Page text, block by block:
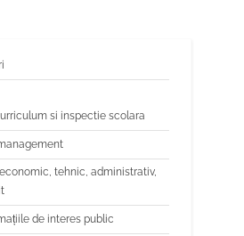
județeană-6 mai- Liceul
Teoretic Petre Pandrea Balș);
Regulament specific privind
organizarea și desfășurarea
si inspectie scolara
economic, tehnic, administrativ,
de interes public